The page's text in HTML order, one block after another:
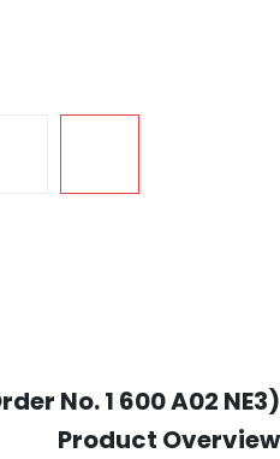
No. 1 600 A02 NE3)
Product Overview